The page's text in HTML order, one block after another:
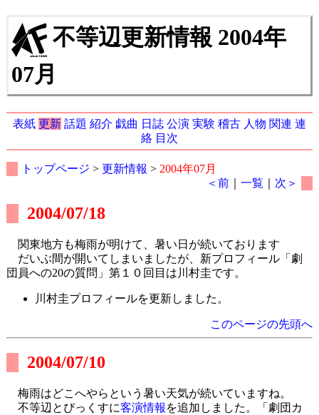
不等辺更新情報 2004年
07月
表紙 更新 話題 紹介 戯曲 日誌 公演 実験 稽古 人物 関連 連
絡 目次
トップページ > 更新情報 > 2004年07月
＜前 ｜一覧 次＞
2004/07/18
関東地方も梅雨が明けて、暑い日が続いております
だいぶ間が開いてしまいましたが、新プロフィール「劇
団員への20の質問」第１０回目は川村圭です。
川村圭プロフィールを更新しました。
このページの先頭へ
2004/07/10
梅雨はどこへやらという暑い天気が続いていますね。
不等辺とぴっくすに客演情報 を追加しました。「劇団カ